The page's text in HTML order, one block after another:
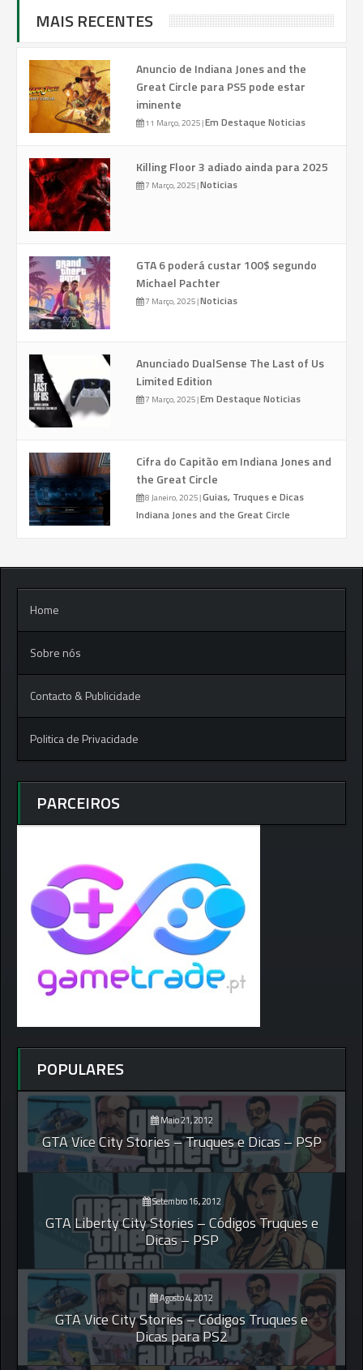
MAIS RECENTES
Anuncio de Indiana Jones and the
Great Circle para PS5 pode estar
iminente
11 Março, 2025|Em Destaque Noticias
Killing Floor 3 adiado ainda para 2025
7 Março, 2025|Noticias
GTA 6 poderá custar 100$ segundo
Michael Pachter
7 Março, 2025|Noticias
Anunciado DualSense The Last of Us
Limited Edition
7 Março, 2025|Em Destaque Noticias
Cifra do Capitão em Indiana Jones and
the Great Circle
8 Janeiro, 2025|Guias, Truques e Dicas
Indiana Jones and the Great Circle
Home
Sobre nós
Contacto & Publicidade
Politica de Privacidade
PARCEIROS
POPULARES
Maio 21, 2012
GTA Vice City Stories – Truques e Dicas – PSP
Setembro 16, 2012
GTA Liberty City Stories – Códigos Truques e
Dicas – PSP
Agosto 4, 2012
GTA Vice City Stories – Códigos Truques e
Dicas para PS2